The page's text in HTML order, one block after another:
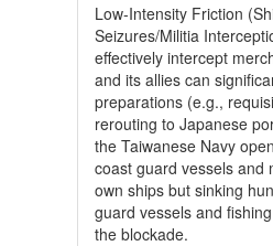
Low-Intensity Friction
Seizures/Militia
effectively intercept
and its allies can
preparations (e.g.,
rerouting to Japanese
the Taiwanese Navy
coast guard vessels and
own ships but sinking
guard vessels and
the blockade.